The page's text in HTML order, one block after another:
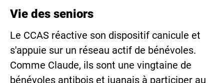
Vie des seniors
Le CCAS réactive son dispositif canicule et
s'appuie sur un réseau actif de bénévoles.
Comme Claude, ils sont une vingtaine de
bénévoles antibois et juanais à participer au